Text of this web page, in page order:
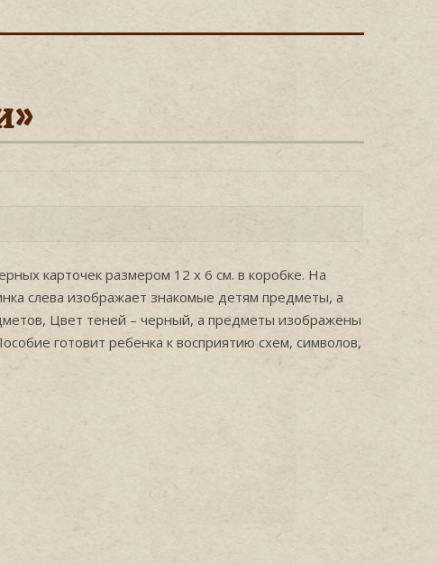
карточек размером 12 х 6 см. в коробке. На
слева изображает знакомые детям предметы, а
Цвет теней – черный, а предметы изображены
готовит ребенка к восприятию схем, символов,